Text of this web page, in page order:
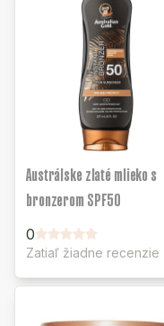
Austrálske zlaté mlieko s
bronzerom SPF50
0
Zatiaľ žiadne recenzie